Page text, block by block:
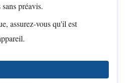
préavis.
assurez-vous qu'il est